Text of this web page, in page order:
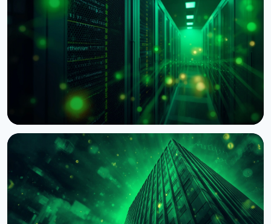
Wintermute отримав статус брокера-дилера в
США
7 серпня 2026 р.4 хв читання
НОВИНА
BNY Mellon запускає стейкінг для інституційних
клієнтів разом із Galaxy
4 серпня 2026 р. 4 хв читання